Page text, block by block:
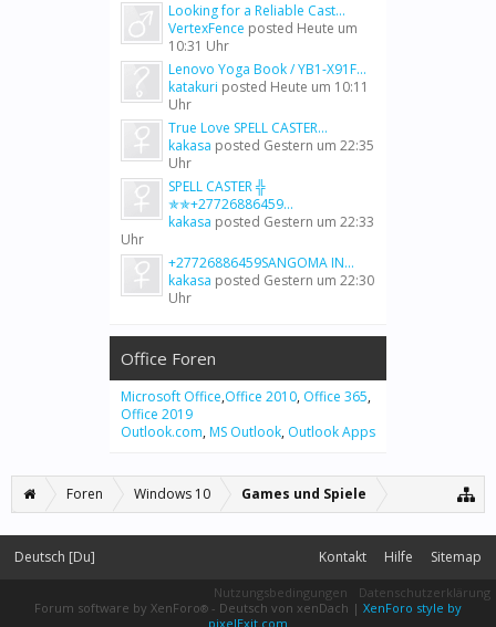
Looking for a Reliable Cast...
VertexFence posted Heute um
10:31 Uhr
Lenovo Yoga Book / YB1-X91F...
katakuri posted Heute um 10:11
Uhr
True Love SPELL CASTER...
kakasa posted Gestern um 22:35
Uhr
SPELL CASTER ╬
✯✯+27726886459...
kakasa posted Gestern um 22:33
Uhr
+27726886459SANGOMA IN...
kakasa posted Gestern um 22:30
Uhr
Office Foren
Microsoft Office,Office 2010, Office 365,
Office 2019
Outlook.com, MS Outlook, Outlook Apps
Foren Windows 10 Games und Spiele
Deutsch [Du] Kontakt Hilfe Sitemap
Nutzungsbedingungen
Datenschutzerklärung
Forum software by XenForo® - Deutsch von xenDach | XenForo style by
pixelExit.com